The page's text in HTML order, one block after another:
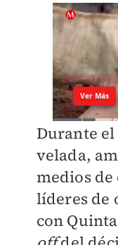
Durante
velada,
medios
líderes de
con